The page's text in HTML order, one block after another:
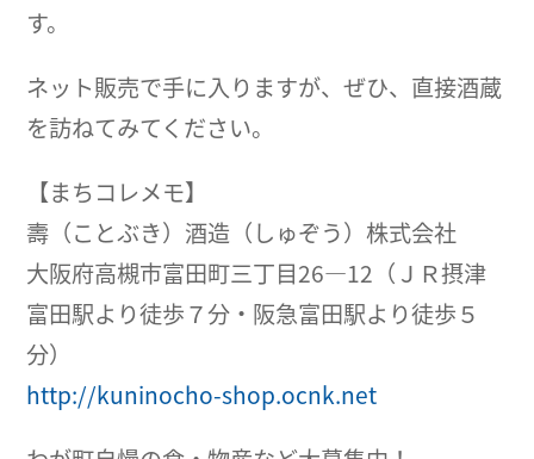
す。
ネット販売で手に入りますが、ぜひ、直接酒蔵
を訪ねてみてください。
【まちコレメモ】
壽（ことぶき）酒造（しゅぞう）株式会社
大阪府高槻市富田町三丁目26―12（ＪＲ摂津
富田駅より徒歩７分・阪急富田駅より徒歩５
分）
http://kuninocho-shop.ocnk.net